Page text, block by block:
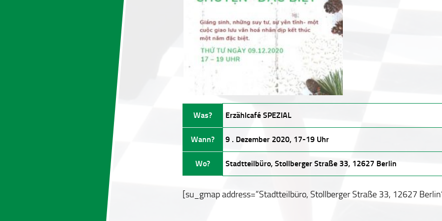
Was? Erzählcafé SPEZIAL
Wann? 9 . Dezember 2020, 17-19 Uhr
Wo? Stadtteilbüro, Stollberger Straße 33, 12627 Berlin
[su_gmap address=”Stadtteilbüro, Stollberger Straße 33, 12627